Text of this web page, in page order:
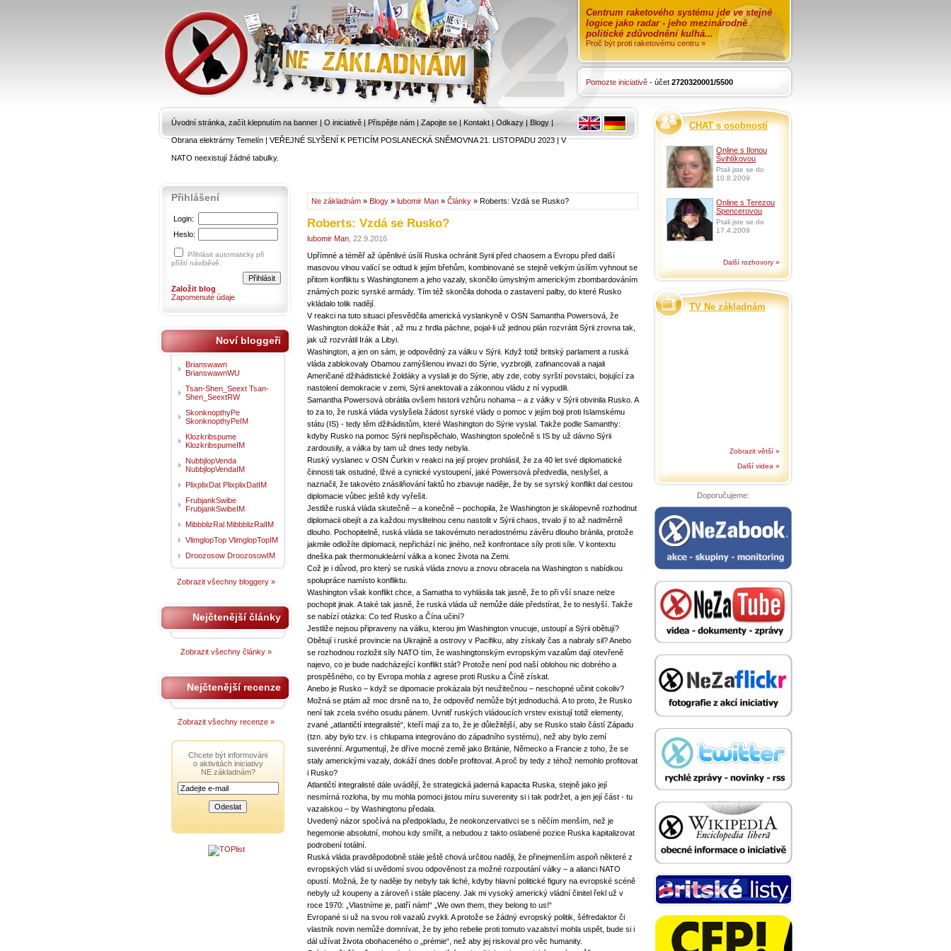
Centrum raketového systému jde ve stejné
logice jako radar - jeho mezinárodně
politické zdůvodnění kulhá...
Proč být proti raketovému centru »
Pomozte iniciativě - účet 2720320001/5500
Úvodní stránka, začít klepnutím na banner | O iniciativě | Přispějte nám | Zapojte se | Kontakt | Odkazy | Blogy |
Obrana elektrárny Temelín|VEŘEJNÉ SLYŠENÍ K PETICÍM POSLANECKÁ SNĚMOVNA 21. LISTOPADU 2023|V
NATO neexistují žádné tabulky.
Ne základnám » Blogy » lubomir Man » Články » Roberts: Vzdá se Rusko?
Roberts: Vzdá se Rusko?
lubomir Man , 22.9.2016
Upřímné a téměř až úpěnlivé úsílí Ruska ochránit Syrii před chaosem a Evropu před další
masovou vlnou valící se odtud k jejím břehům, kombinované se stejně velkým úsílím vyhnout se
přitom konfliktu s Washingtonem a jeho vazaly, skončilo úmyslným americkým zbombardováním
známých pozic syrské armády. Tím též skončila dohoda o zastavení palby, do které Rusko
vkládalo tolik nadějí.
V reakci na tuto situaci přesvědčila americká vyslankyně v OSN Samantha Powersová, že
Washington dokáže lhát , až mu z hrdla páchne, pojal-li už jednou plán rozvrátit Sýrii zrovna tak,
jak už rozvrátil Irák a Libyi.
Washington, a jen on sám, je odpovědný za válku v Sýrii. Když totiž britský parlament a ruská
vláda zablokovaly Obamou zamýšlenou invazi do Sýrie, vyzbrojili, zafinancovali a najali
Američané džihádistické žoldáky a vyslali je do Sýrie, aby zde, coby syrští povstalci, bojující za
nastolení demokracie v zemi, Sýrii anektovali a zákonnou vládu z ní vypudili.
Samantha Powersová obrátila ovšem historii vzhůru nohama – a z války v Sýrii obvinila Rusko. A
to za to, že ruská vláda vyslyšela žádost syrské vlády o pomoc v jejím boji proti Islamskému
státu (IS) - tedy těm džihádistům, které Washington do Sýrie vyslal. Takže podle Samanthy:
kdyby Rusko na pomoc Sýrii nepřispěchalo, Washington společně s IS by už dávno Sýrii
zardousily, a válka by tam už dnes tedy nebyla.
Ruský vyslanec v OSN Čurkin v reakci na její projev prohlásil, že za 40 let své diplomatické
činnosti tak ostudné, lživé a cynické vystoupení, jaké Powersová předvedla, neslyšel, a
naznačil, že takovéto znásilňování faktů ho zbavuje naděje, že by se syrský konflikt dal cestou
diplomacie vůbec ještě kdy vyřešit.
Jestliže ruská vláda skutečně – a konečně – pochopila, že Washington je skálopevně rozhodnut
diplomacii obejít a za každou myslitelnou cenu nastolit v Sýrii chaos, trvalo jí to až nadměrně
dlouho. Pochopitelně, ruská vláda se takovémuto neradostnému závěru dlouho bránila, protože
jakmile odložíte diplomacii, nepřichází nic jiného, než konfrontace síly proti síle. V kontextu
dneška pak thermonukleární válka a konec života na Zemi.
Což je i důvod, pro který se ruská vláda znovu a znovu obracela na Washington s nabídkou
spolupráce namísto konfliktu.
Washington však konflikt chce, a Samatha to vyhlásila tak jasně, že to při vší snaze nelze
pochopit jinak. A také tak jasně, že ruská vláda už nemůže dále předstírat, že to neslyší. Takže
se nabízí otázka: Co teď Rusko a Čína učiní?
Jestliže nejsou připraveny na válku, kterou jim Washington vnucuje, ustoupí a Sýrii obětují?
Obětují i ruské provincie na Ukrajině a ostrovy v Pacifiku, aby získaly čas a nabraly sil? Anebo
se rozhodnou rozložit síly NATO tím, že washingtonským evropským vazalům dají otevřeně
najevo, co je bude nadcházející konflikt stát? Protože není pod naší oblohou nic dobrého a
prospěšného, co by Evropa mohla z agrese proti Rusku a Číně získat.
Anebo je Rusko – když se dipomacie prokázala být neužitečnou – neschopné učinit cokoliv?
Možná se ptám až moc drsně na to, že odpověď nemůže být jednoduchá. A to proto, že Rusko
není tak zcela svého osudu pánem. Uvnitř ruských vládoucích vrstev existují totiž elementy,
zvané „atlantičtí integralisté“, kteří mají za to, že je důležitější, aby se Rusko stalo částí Západu
(tzn. aby bylo tzv. i s chlupama integrováno do západního systému), než aby bylo zemí
suverénní. Argumentují, že dříve mocné země jako Británie, Německo a Francie z toho, že se
staly americkými vazaly, dokáží dnes dobře profitovat. A proč by tedy z téhož nemohlo profitovat
i Rusko?
Atlantičtí integralisté dále uvádějí, že strategická jaderná kapacita Ruska, stejně jako její
nesmírná rozloha, by mu mohla pomoci jistou míru suverenity si i tak podržet, a jen její část - tu
vazalskou – by Washingtonu předala.
Uvedený názor spočívá na předpokladu, že neokonzervativci se s něčím menším, než je
hegemonie absolutní, mohou kdy smířit, a nebudou z takto oslabené pozice Ruska kapitalizovat
podrobení totální.
Ruská vláda pravděpodobně stále ještě chová určitou naději, že přinejmenším aspoň některé z
evropských vlád si uvědomí svou odpověnost za možné rozpoutání války – a alianci NATO
opustí. Možná, že ty naděje by nebyly tak liché, kdyby hlavní politické figury na evropské scéně
nebyly už koupeny a zároveň i stále placeny. Jak mi vysoký americký vládní činitel řekl už v
roce 1970: „Vlastníme je, patří nám!“ „We own them, they belong to us!“
Evropané si už na svou roli vazalů zvykli. A protože se žádný evropský politik, šéfredaktor či
vlastník novin nemůže domnívat, že by jeho rebelie proti tomuto vazalství mohla uspět, bude si i
dál užívat života obohaceného o „prémie“, než aby jej riskoval pro věc humanity.
Přihlášení
Login:
Heslo:
Přihlásit automaticky při
příští návštěvě.
Založit blog
Zapomenuté údaje
Noví bloggeři
Brianswawn
BrianswawnWU
Tsan-Shen_Seext Tsan-
Shen_SeextRW
SkonknopthyPe
SkonknopthyPeIM
Klozkribspume
KlozkribspumeIM
NubbjlopVenda
NubbjlopVendaIM
PlixplixDat PlixplixDatIM
FrubjankSwibe
FrubjankSwibeIM
MibbblizRal MibbblizRalIM
VlimglopTop VlimglopTopIM
Droozosow DroozosowIM
Zobrazit všechny bloggery »
Nejčtenější články
Zobrazit všechny články »
Nejčtenější recenze
Zobrazit všechny recenze »
Chcete být informováni
o aktivitách iniciativy
NE základnám?
CHAT s osobností
Online s Ilonou
Švihlíkovou
Ptali jste se do
10.8.2009
Online s Terezou
Spencerovou
Ptali jste se do
17.4.2009
Další rozhovory »
TV Ne základnám
Zobrazit větší »
Další videa »
Doporučujeme: